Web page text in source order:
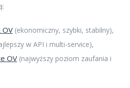
OV (ekonomiczny, szybki, stabilny),
w API i multi-service),
OV (najwyższy poziom zaufania i